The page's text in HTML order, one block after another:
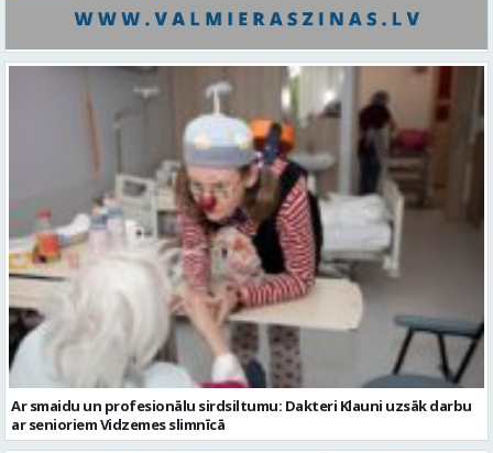
Ar smaidu un profesionālu sirdsiltumu: Dakteri Klauni uzsāk darbu
ar senioriem Vidzemes slimnīcā